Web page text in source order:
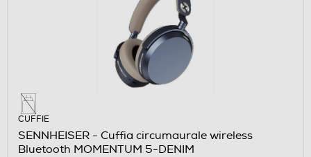
CUFFIE
SENNHEISER - Cuffia circumaurale wireless
Bluetooth MOMENTUM 5-DENIM